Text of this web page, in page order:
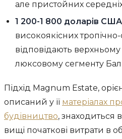
але пристойних
1 200-1 800 доларів США
високоякісних
відповідають
люксовому сегменту
Підхід Magnum Estate,
описаний у її матеріалах
будівництво, знаходиться
вищі початкові витрати в